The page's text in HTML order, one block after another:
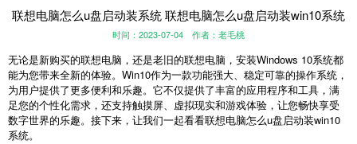
联想电脑怎么u盘启动装系统 联想电脑怎么u盘启动装win10系统
时间：2023-07-04 作者：老毛桃
无论是新购买的联想电脑，还是老旧的联想电脑，安装Windows 10系统都
能为您带来全新的体验。Win10作为一款功能强大、稳定可靠的操作系统，
为用户提供了更多便利和乐趣。它不仅提供了丰富的应用程序和工具，满
足您的个性化需求，还支持触摸屏、虚拟现实和游戏体验，让您畅快享受
数字世界的乐趣。接下来，让我们一起看看联想电脑怎么u盘启动装win10
系统。